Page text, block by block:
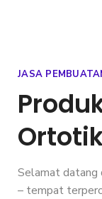
JASA
Selamat datang
– tempat